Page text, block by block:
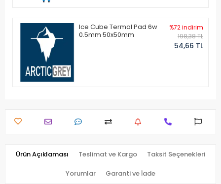
Ice Cube Termal Pad 6w
0.5mm 50x50mm
%72 indirim
198,38 TL
54,66 TL
Ürün Açıklaması Teslimat ve Kargo Taksit Seçenekleri
Yorumlar Garanti ve İade